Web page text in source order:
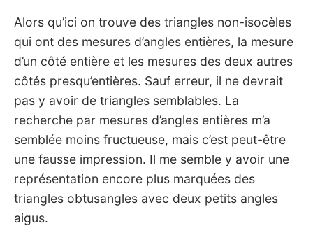
Alors qu’ici on trouve des triangles non-isocèles
qui ont des mesures d’angles entières, la mesure
d’un côté entière et les mesures des deux autres
côtés presqu’entières. Sauf erreur, il ne devrait
pas y avoir de triangles semblables. La
recherche par mesures d’angles entières m’a
semblée moins fructueuse, mais c’est peut-être
une fausse impression. Il me semble y avoir une
représentation encore plus marquées des
triangles obtusangles avec deux petits angles
aigus.